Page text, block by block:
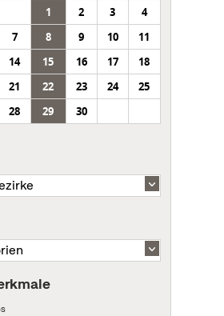
1
2 3
4
7 8 9 10
11
14 15 16 17
18
21 22 23 24
25
28 29 30